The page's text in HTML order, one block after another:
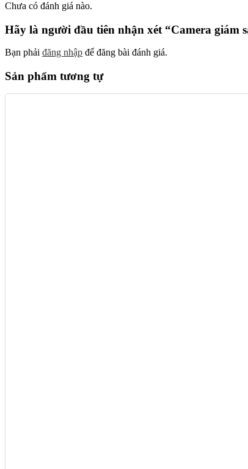
Chưa có đánh giá nào.
Hãy là người đầu tiên nhận xét “Camera giám
Bạn phải đăng nhập để đăng bài đánh giá.
Sản phẩm tương tự